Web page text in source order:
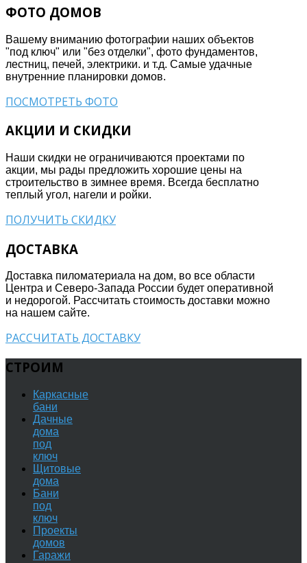
ФОТО ДОМОВ
Вашему вниманию фотографии наших объектов
"под ключ" или "без отделки", фото фундаментов,
лестниц, печей, электрики. и т.д. Самые удачные
внутренние планировки домов.
ПОСМОТРЕТЬ ФОТО
АКЦИИ И СКИДКИ
Наши скидки не ограничиваются проектами по
акции, мы рады предложить хорошие цены на
строительство в зимнее время. Всегда бесплатно
теплый угол, нагели и ройки.
ПОЛУЧИТЬ СКИДКУ
ДОСТАВКА
Доставка пиломатериала на дом, во все области
Центра и Северо-Запада России будет оперативной
и недорогой. Рассчитать стоимость доставки можно
на нашем сайте.
РАССЧИТАТЬ ДОСТАВКУ
СТРОИМ
Каркасные
бани
Дачные
дома
под
ключ
Щитовые
дома
Бани
под
ключ
Проекты
домов
Гаражи